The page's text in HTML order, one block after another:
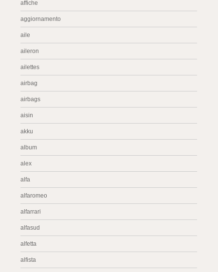
affiche
aggiornamento
aile
aileron
ailettes
airbag
airbags
aisin
akku
album
alex
alfa
alfaromeo
alfarrari
alfasud
alfetta
alfista